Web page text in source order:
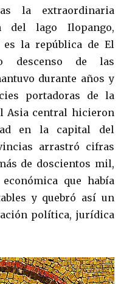
la extraordinaria
del lago Ilopango,
la república de El
descenso de las
durante años y
portadoras de la
Asia central hicieron
en la capital del
arrastró cifras
de doscientos mil,
que había
y quebró así un
política, jurídica